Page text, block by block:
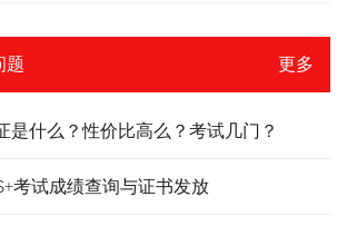
题 更多
是什么？性价比高么？考试几门？
考试成绩查询与证书发放